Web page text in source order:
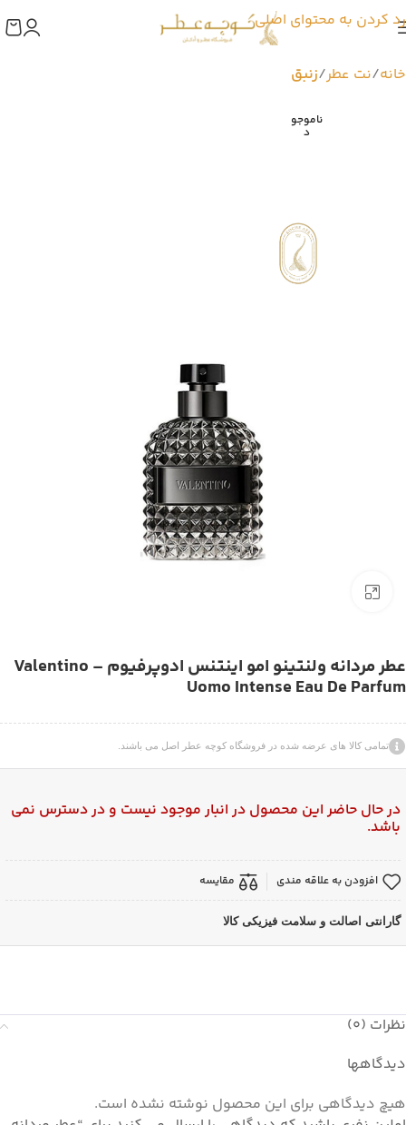
رد کردن به محتوای اصلی
خانه نت عطر زنبق
ناموجو
د
عطر مردانه ولنتینو امو اینتنس ادوپرفیوم – Valentino
Uomo Intense Eau De Parfum
تمامی کالا های عرضه شده در فروشگاه کوچه عطر اصل می باشند.
در حال حاضر این محصول در انبار موجود نیست و در دسترس نمی
باشد.
افزودن به علاقه مندی مقایسه
گارانتی اصالت و سلامت فیزیکی کالا
نظرات (0)
دیدگاهها
هیچ دیدگاهی برای این محصول نوشته نشده است.